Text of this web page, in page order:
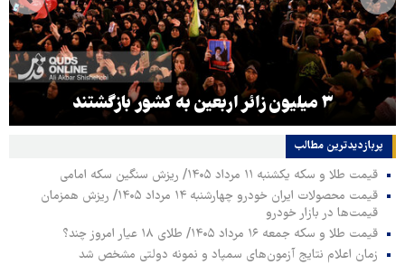
۳ میلیون زائر اربعین به کشور بازگشتند
پربازدیدترین‌ مطالب
قیمت طلا و سکه یکشنبه ۱۱ مرداد ۱۴۰۵/ ریزش سنگین سکه امامی
قیمت محصولات ایران خودرو چهارشنبه ۱۴ مرداد ۱۴۰۵/ ریزش همزمان
قیمت‌ها در بازار خودرو
قیمت طلا و سکه جمعه ۱۶ مرداد ۱۴۰۵/ طلای ۱۸ عیار امروز چند؟
زمان اعلام نتایج آزمون‌های سمپاد و نمونه دولتی مشخص شد